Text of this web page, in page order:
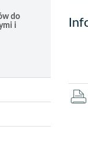
do
i